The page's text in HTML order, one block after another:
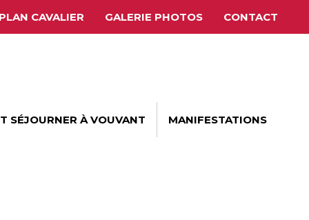
PLAN CAVALIER GALERIE PHOTOS CONTACT
SÉJOURNER À VOUVANT MANIFESTATIONS